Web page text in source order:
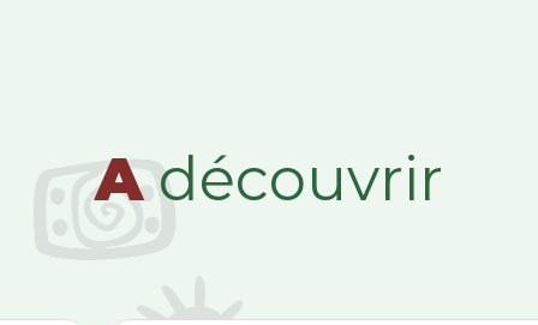
Adécouvrir